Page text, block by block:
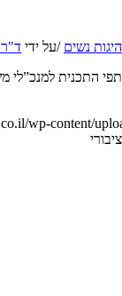
נשים /על ידי ד"ר
למנכ”לי
wp-content/